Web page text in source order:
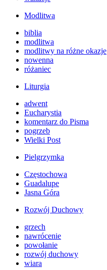
Modlitwa
biblia
modlitwa
modlitwy na różne okazje
nowenna
różaniec
Liturgia
adwent
Eucharystia
komentarz do Pisma
pogrzeb
Wielki Post
Pielgrzymka
Częstochowa
Guadalupe
Jasna Góra
Rozwój Duchowy
grzech
nawrócenie
powołanie
rozwój duchowy
wiara